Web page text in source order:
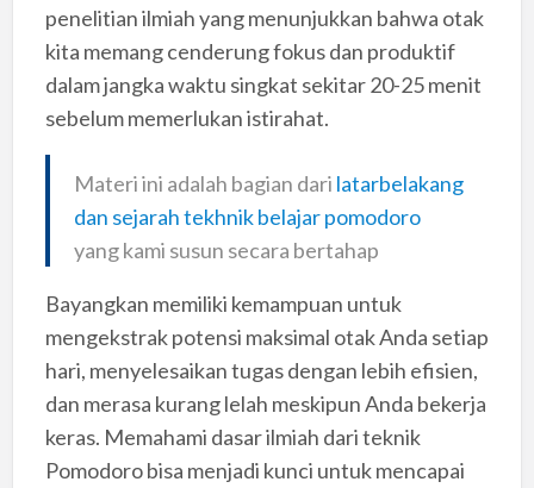
penelitian ilmiah yang menunjukkan bahwa otak
kita memang cenderung fokus dan produktif
dalam jangka waktu singkat sekitar 20-25 menit
sebelum memerlukan istirahat.
Materi ini adalah bagian dari latarbelakang
dan sejarah tekhnik belajar pomodoro
yang kami susun secara bertahap
Bayangkan memiliki kemampuan untuk
mengekstrak potensi maksimal otak Anda setiap
hari, menyelesaikan tugas dengan lebih efisien,
dan merasa kurang lelah meskipun Anda bekerja
keras. Memahami dasar ilmiah dari teknik
Pomodoro bisa menjadi kunci untuk mencapai